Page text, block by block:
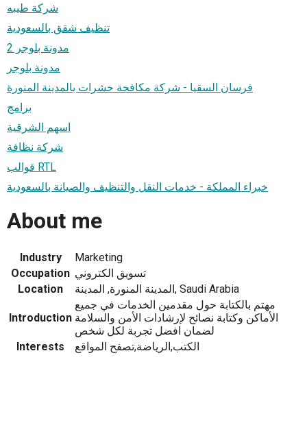
شركة طيبه
تنظيف شقق بالسعودية
مدونة بلوجر 2
مدونة بلوجر
فرسان السقيا - شركة مكافحة حشرات بالمدينة المنورة
برامج
اسهم الشرقية
شركة نظافة
قوالب RTL
خبراء المملكة - خدمات النقل والتنظيف والصيانة بالسعودية
About me
Industry
Marketing
Occupation تسويق الكتروني
Location
المدينة المنورة, المدينة, Saudi Arabia
Introduction
مهتم بالكتابة حول مقدمين الخدمات في جميع
الأماكن وكتابة نصائح لإرشادات الأمن والسلامة
لضمان افضل تجربة لكل شخص
Interests
الكتب,الرياضة,تصفح المواقع